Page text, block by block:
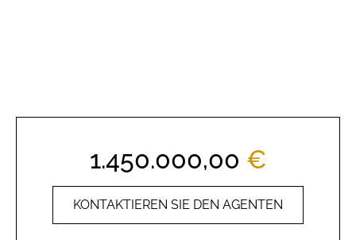
1.450.000,00 €
KONTAKTIEREN SIE DEN AGENTEN